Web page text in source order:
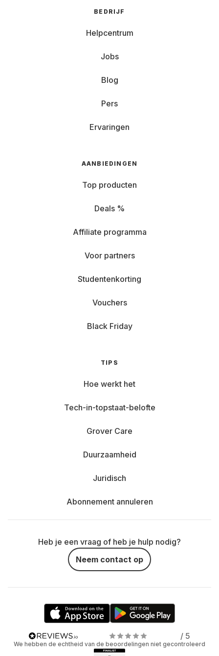
BEDRIJF
Helpcentrum
Jobs
Blog
Pers
Ervaringen
AANBIEDINGEN
Top producten
Deals %
Affiliate programma
Voor partners
Studentenkorting
Vouchers
Black Friday
TIPS
Hoe werkt het
Tech-in-topstaat-belofte
Grover Care
Duurzaamheid
Juridisch
Abonnement annuleren
Heb je een vraag of heb je hulp nodig?
Neem contact op
/ 5
We hebben de echtheid van de beoordelingen niet gecontroleerd